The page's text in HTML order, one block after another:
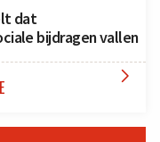
dat
bijdragen vallen
